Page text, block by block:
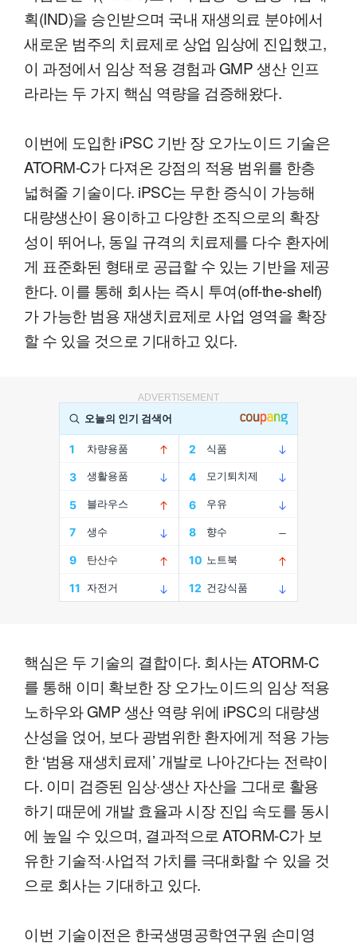
획(IND)을 승인받으며 국내 재생의료 분야에서
새로운 범주의 치료제로 상업 임상에 진입했고,
이 과정에서 임상 적용 경험과 GMP 생산 인프
라라는 두 가지 핵심 역량을 검증해왔다.
이번에 도입한 iPSC 기반 장 오가노이드 기술은
ATORM-C가 다져온 강점의 적용 범위를 한층
넓혀줄 기술이다. iPSC는 무한 증식이 가능해
대량생산이 용이하고 다양한 조직으로의 확장
성이 뛰어나, 동일 규격의 치료제를 다수 환자에
게 표준화된 형태로 공급할 수 있는 기반을 제공
한다. 이를 통해 회사는 즉시 투여(off-the-shelf)
가 가능한 범용 재생치료제로 사업 영역을 확장
할 수 있을 것으로 기대하고 있다.
ADVERTISEMENT
핵심은 두 기술의 결합이다. 회사는 ATORM-C
를 통해 이미 확보한 장 오가노이드의 임상 적용
노하우와 GMP 생산 역량 위에 iPSC의 대량생
산성을 얹어, 보다 광범위한 환자에게 적용 가능
한 ‘범용 재생치료제’ 개발로 나아간다는 전략이
다. 이미 검증된 임상·생산 자산을 그대로 활용
하기 때문에 개발 효율과 시장 진입 속도를 동시
에 높일 수 있으며, 결과적으로 ATORM-C가 보
유한 기술적·사업적 가치를 극대화할 수 있을 것
으로 회사는 기대하고 있다.
이번 기술이전은 한국생명공학연구원 손미영